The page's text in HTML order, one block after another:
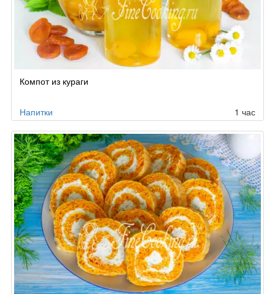
Компот из кураги
Напитки 1 час